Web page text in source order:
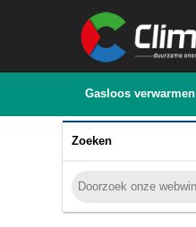
Gasloos verwarmen
Zoeken